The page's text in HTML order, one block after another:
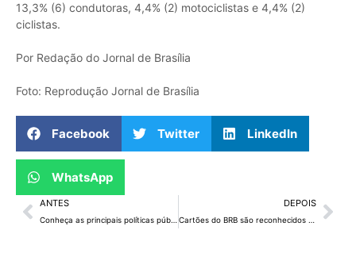
13,3% (6) condutoras, 4,4% (2) motociclistas e 4,4% (2)
ciclistas.
Por Redação do Jornal de Brasília
Foto: Reprodução Jornal de Brasília
Facebook Twitter LinkedIn
WhatsApp
ANTES DEPOIS